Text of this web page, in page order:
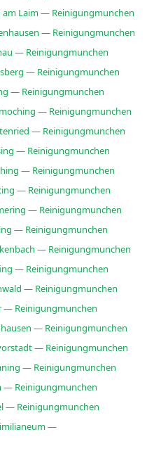
Laim — Reinigungmunchen
— Reinigungmunchen
— Reinigungmunchen
— Reinigungmunchen
— Reinigungmunchen
— Reinigungmunchen
— Reinigungmunchen
— Reinigungmunchen
— Reinigungmunchen
— Reinigungmunchen
— Reinigungmunchen
— Reinigungmunchen
— Reinigungmunchen
— Reinigungmunchen
— Reinigungmunchen
— Reinigungmunchen
— Reinigungmunchen
— Reinigungmunchen
— Reinigungmunchen
— Reinigungmunchen
— Reinigungmunchen
—